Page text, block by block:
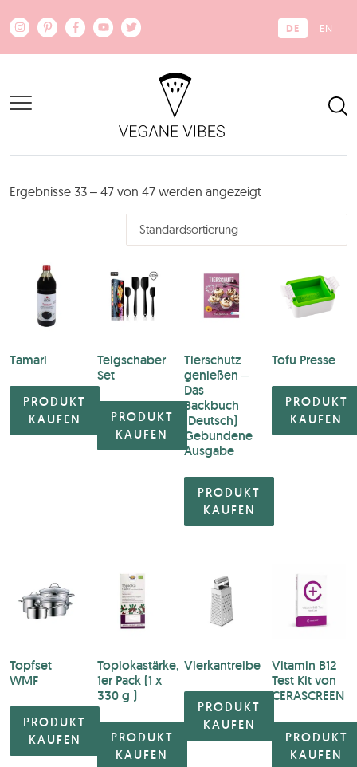
DE EN
Ergebnisse 33 – 47 von 47 werden angezeigt
Tamari
PRODUKT
KAUFEN
Teigschaber
Set
PRODUKT
KAUFEN
Tierschutz
genießen –
Das
Backbuch
(Deutsch)
Gebundene
Ausgabe
PRODUKT
KAUFEN
Tofu Presse
PRODUKT
KAUFEN
Topfset
WMF
PRODUKT
KAUFEN
Topiokastärke,
1er Pack (1 x
330 g )
PRODUKT
KAUFEN
Vierkantreibe
PRODUKT
KAUFEN
Vitamin B12
Test Kit von
CERASCREEN
PRODUKT
KAUFEN